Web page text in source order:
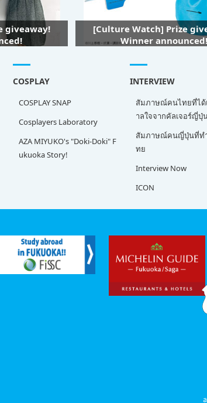
giveaway!
[Culture Watch] Prize
Winner announced!
COSPLAY
COSPLAY SNAP
Cosplayers Laboratory
AZA MIYUKO's "Doki-Doki" F
ukuoka Story!
INTERVIEW
สัมภาษณ์คนไทยที่ได้
าลใจจากคัลเจอร์ญี่ปุ่
สัมภาษณ์คนญี่ปุ่นที่ทำ
ทย
Interview Now
ICON